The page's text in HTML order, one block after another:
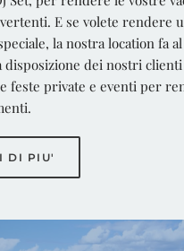
E se volete rendere
la nostra location fa
disposizione dei nostri
feste private e eventi per
DI PIU'